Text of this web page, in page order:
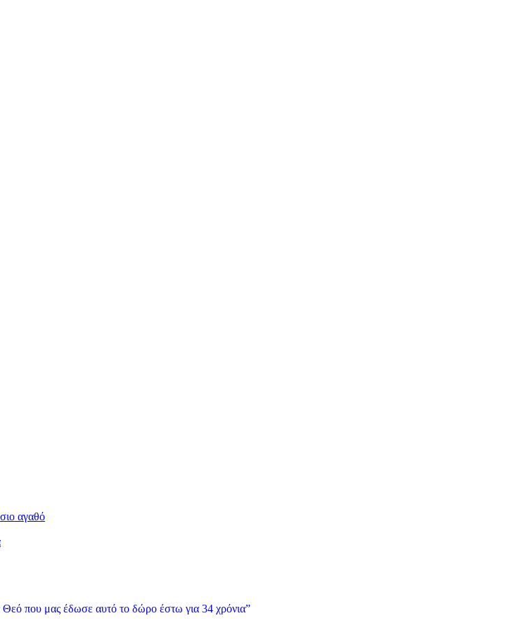
αγαθό
Θεό που μας έδωσε αυτό το δώρο έστω για 34 χρόνια”